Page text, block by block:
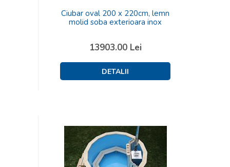
Ciubar oval 200 x 220cm, lemn
molid soba exterioara inox
13903.00Lei